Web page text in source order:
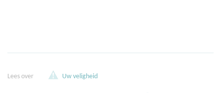
Lees over Uw veligheid